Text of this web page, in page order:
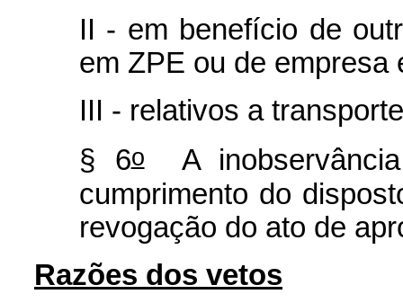
II - em benefício de
em ZPE ou de empresa
III - relativos a
§ 6oA
cumprimento do
revogação do ato de
Razões dos vetos